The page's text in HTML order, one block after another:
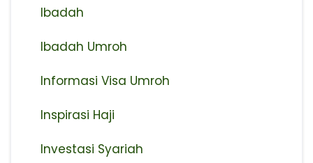
Ibadah
Ibadah Umroh
Informasi Visa Umroh
Inspirasi Haji
Investasi Syariah